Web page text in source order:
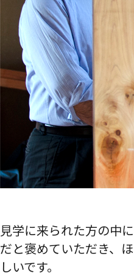
見学に来られた方の中
だと褒めていただき、
しいです。